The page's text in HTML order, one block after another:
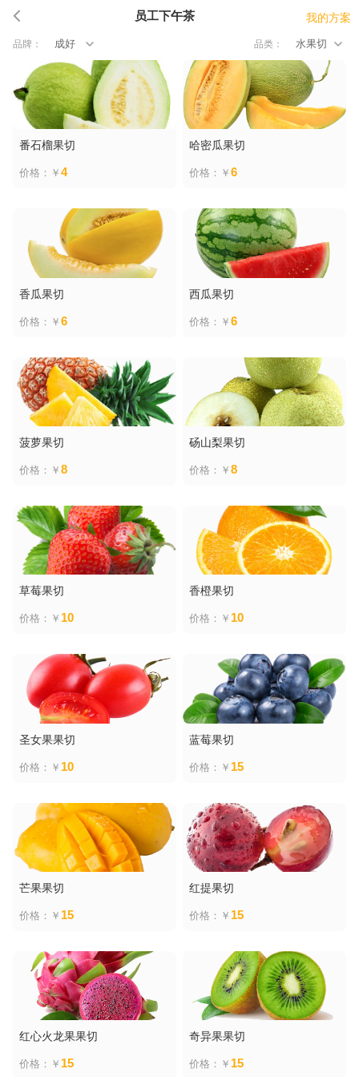
员工下午茶 我的方案
品牌： 成好 水果切
品类：
番石榴果切
价格：￥ 4
哈密瓜果切
价格：￥6
香瓜果切
价格：￥ 6
西瓜果切
价格：￥6
菠萝果切
价格：￥ 8
砀山梨果切
价格：￥8
草莓果切
价格：￥ 10
香橙果切
价格：￥ 10
圣女果果切
价格：￥ 10
蓝莓果切
价格：￥ 15
芒果果切
价格：￥ 15
红提果切
价格：￥ 15
红心火龙果果切
价格：￥ 15
奇异果果切
价格：￥ 15